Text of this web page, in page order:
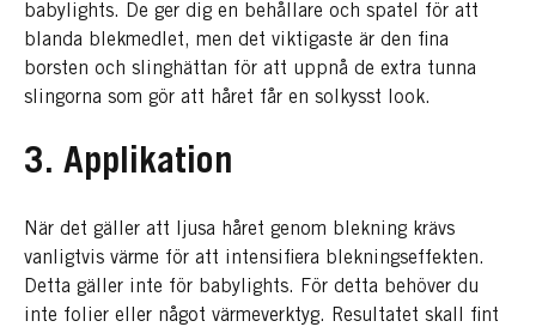
babylights. De ger dig en behållare och spatel för att
blanda blekmedlet, men det viktigaste är den fina
borsten och slinghättan för att uppnå de extra tunna
slingorna som gör att håret får en solkysst look.
3. Applikation
När det gäller att ljusa håret genom blekning krävs
vanligtvis värme för att intensifiera blekningseffekten.
Detta gäller inte för babylights. För detta behöver du
inte folier eller något värmeverktyg. Resultatet skall fint